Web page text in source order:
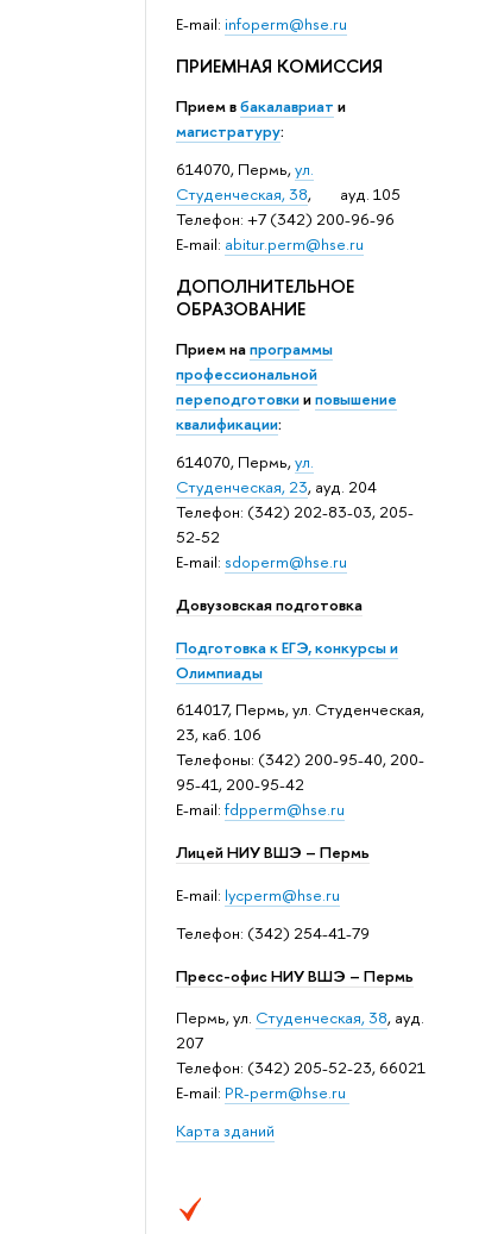
Е-mail: infoperm@hse.ru
ПРИЕМНАЯ КОМИССИЯ
Прием вбакалавриат и
магистратуру:
614070, Пермь,ул.
Студенческая, 38, ауд. 105
Телефон: +7 (342) 200-96-96
E-mail: abitur.perm@hse.ru
ДОПОЛНИТЕЛЬНОЕ
ОБРАЗОВАНИЕ
Прием напрограммы
профессиональной
переподготовкииповышение
квалификации:
614070, Пермь,ул.
Студенческая, 23, ауд. 204
Телефон: (342) 202-83-03, 205-
52-52
E-mail: sdoperm@hse.ru
Довузовская подготовка
Подготовка к ЕГЭ, конкурсы и
Олимпиады
614017, Пермь, ул. Студенческая,
23, каб. 106
Телефоны: (342) 200-95-40, 200-
95-41, 200-95-42
E-mail: fdpperm@hse.ru
Лицей НИУ ВШЭ – Пермь
E-mail: lycperm@hse.ru
Телефон: (342) 254-41-79
Пресс-офис НИУ ВШЭ – Пермь
Пермь, ул. Студенческая, 38, ауд.
207
Телефон: (342) 205-52-23, 66021
E-mail: PR-perm@hse.ru
Карта зданий